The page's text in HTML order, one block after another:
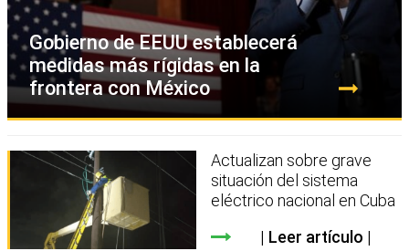
Gobierno de EEUU establecerá
medidas más rígidas en la
frontera con México
Actualizan sobre grave
situación del sistema
eléctrico nacional en Cuba
Leer artículo